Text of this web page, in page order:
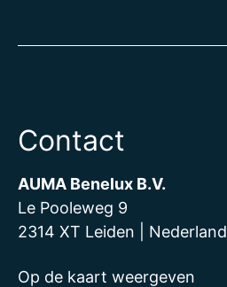
Contact
AUMA Benelux B.V.
Le Pooleweg 9
2314 XT Leiden | Nederland
Op de kaart weergeven